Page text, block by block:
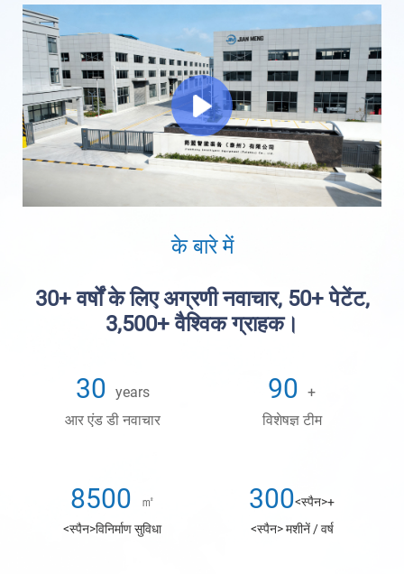
के बारे में
30+ वर्षों के लिए अग्रणी नवाचार, 50+ पेटेंट,
3,500+ वैश्विक ग्राहक।
30 years
आर एंड डी नवाचार
90 +
विशेषज्ञ टीम
8500 ㎡
<स्पैन>विनिर्माण सुविधा
300<स्पैन>+
<स्पैन> मशीनें / वर्ष